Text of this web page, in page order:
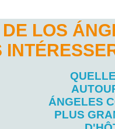
LOS
ÁNGELES
PLUS